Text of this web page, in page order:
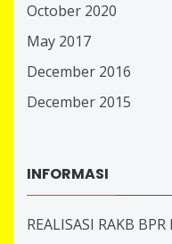
October 2020
May 2017
December 2016
December 2015
INFORMASI
REALISASI RAKB